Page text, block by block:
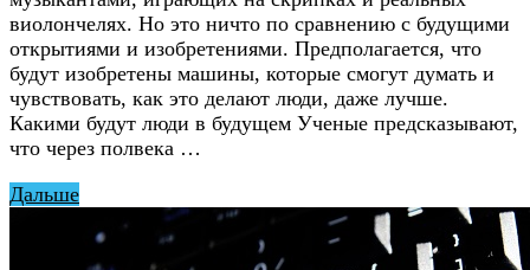
виолончелях. Но это ничто по сравнению с будущими
открытиями и изобретениями. Предполагается, что
будут изобретены машины, которые смогут думать и
чувствовать, как это делают люди, даже лучше.
Какими будут люди в будущем Ученые предсказывают,
что через полвека …
Дальше